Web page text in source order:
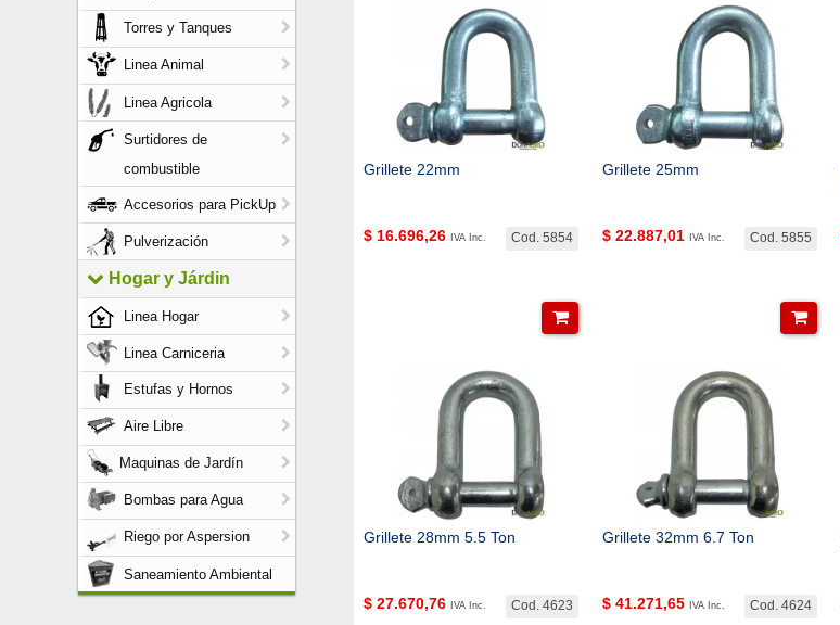
Torres y Tanques
Linea Animal
Linea Agricola
Surtidores de
combustible
Accesorios para PickUp
Pulverización
Hogar y Járdin
Linea Hogar
Linea Carniceria
Estufas y Hornos
Aire Libre
Maquinas de Jardín
Bombas para Agua
Riego por Aspersion
Saneamiento Ambiental
Grillete 22mm
Cod. 5854
$ 16.696,26 IVA Inc.
Grillete 25mm
Cod. 5855
$ 22.887,01 IVA Inc.
Grillete 28mm 5.5 Ton
Cod. 4623
$ 27.670,76 IVA Inc.
Grillete 32mm 6.7 Ton
Cod. 4624
$ 41.271,65 IVA Inc.